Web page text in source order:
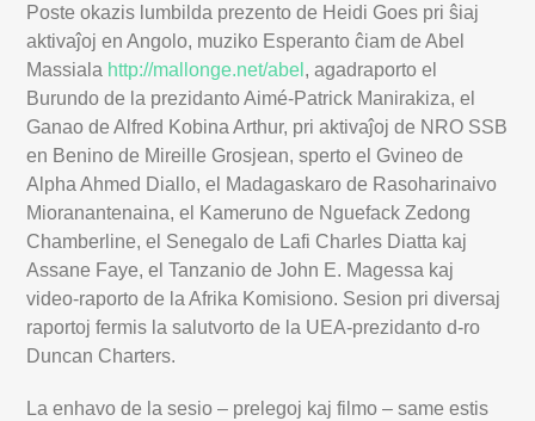
Poste okazis lumbilda prezento de Heidi Goes pri ŝiaj
aktivaĵoj en Angolo, muziko Esperanto ĉiam de Abel
Massiala http://mallonge.net/abel , agadraporto el
Burundo de la prezidanto Aimé-Patrick Manirakiza, el
Ganao de Alfred Kobina Arthur, pri aktivaĵoj de NRO SSB
en Benino de Mireille Grosjean, sperto el Gvineo de
Alpha Ahmed Diallo, el Madagaskaro de Rasoharinaivo
Mioranantenaina, el Kameruno de Nguefack Zedong
Chamberline, el Senegalo de Lafi Charles Diatta kaj
Assane Faye, el Tanzanio de John E. Magessa kaj
video-raporto de la Afrika Komisiono. Sesion pri diversaj
raportoj fermis la salutvorto de la UEA-prezidanto d-ro
Duncan Charters.
La enhavo de la sesio – prelegoj kaj filmo – same estis